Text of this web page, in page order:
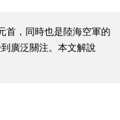
首，同時也是陸海空軍的
廣泛關注。本文解說